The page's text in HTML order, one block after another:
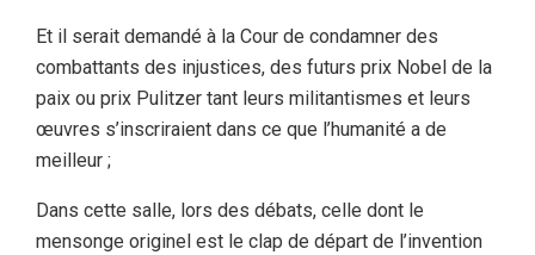
Et il serait demandé à la Cour de condamner des
combattants des injustices, des futurs prix Nobel de la
paix ou prix Pulitzer tant leurs militantismes et leurs
œuvres s’inscriraient dans ce que l’humanité a de
meilleur ;
Dans cette salle, lors des débats, celle dont le
mensonge originel est le clap de départ de l’invention